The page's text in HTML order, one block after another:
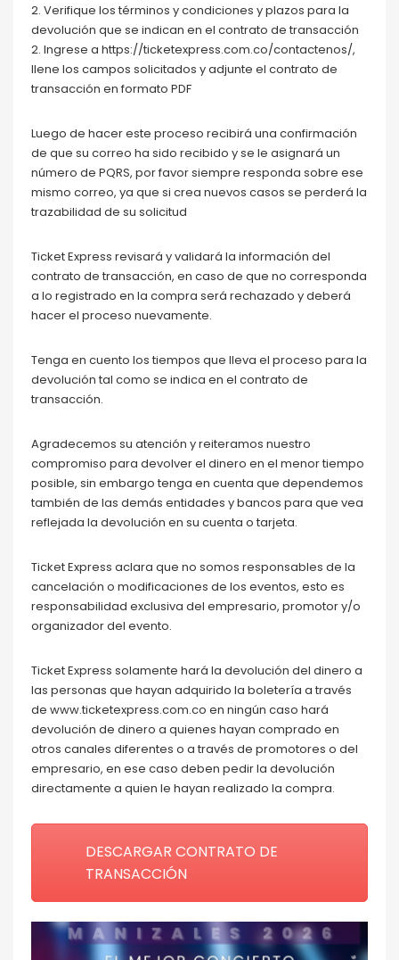
2. Verifique los términos y condiciones y plazos para la
devolución que se indican en el contrato de transacción
2. Ingrese a https://ticketexpress.com.co/contactenos/,
llene los campos solicitados y adjunte el contrato de
transacción en formato PDF
Luego de hacer este proceso recibirá una confirmación
de que su correo ha sido recibido y se le asignará un
número de PQRS, por favor siempre responda sobre ese
mismo correo, ya que si crea nuevos casos se perderá la
trazabilidad de su solicitud
Ticket Express revisará y validará la información del
contrato de transacción, en caso de que no corresponda
a lo registrado en la compra será rechazado y deberá
hacer el proceso nuevamente.
Tenga en cuento los tiempos que lleva el proceso para la
devolución tal como se indica en el contrato de
transacción.
Agradecemos su atención y reiteramos nuestro
compromiso para devolver el dinero en el menor tiempo
posible, sin embargo tenga en cuenta que dependemos
también de las demás entidades y bancos para que vea
reflejada la devolución en su cuenta o tarjeta.
Ticket Express aclara que no somos responsables de la
cancelación o modificaciones de los eventos, esto es
responsabilidad exclusiva del empresario, promotor y/o
organizador del evento.
Ticket Express solamente hará la devolución del dinero a
las personas que hayan adquirido la boletería a través
de www.ticketexpress.com.co en ningún caso hará
devolución de dinero a quienes hayan comprado en
otros canales diferentes o a través de promotores o del
empresario, en ese caso deben pedir la devolución
directamente a quien le hayan realizado la compra.
DESCARGAR CONTRATO DE
TRANSACCIÓN